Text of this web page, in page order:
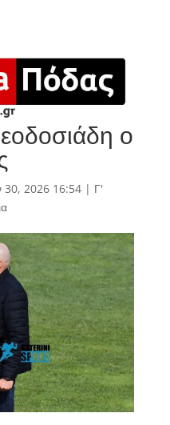
ο
30, 2026 16:54| Γ'